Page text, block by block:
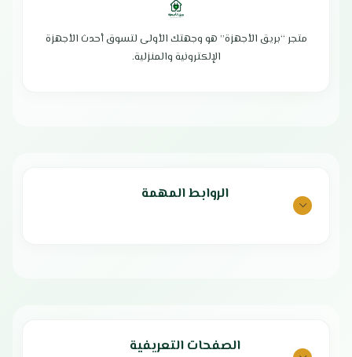
متجر “بريق الأجهزة” هو وجهتك الأولى لتسوق أحدث الأجهزة
الإلكترونية والمنزلية.
الروابط المهمة
الصفحات التعريفية